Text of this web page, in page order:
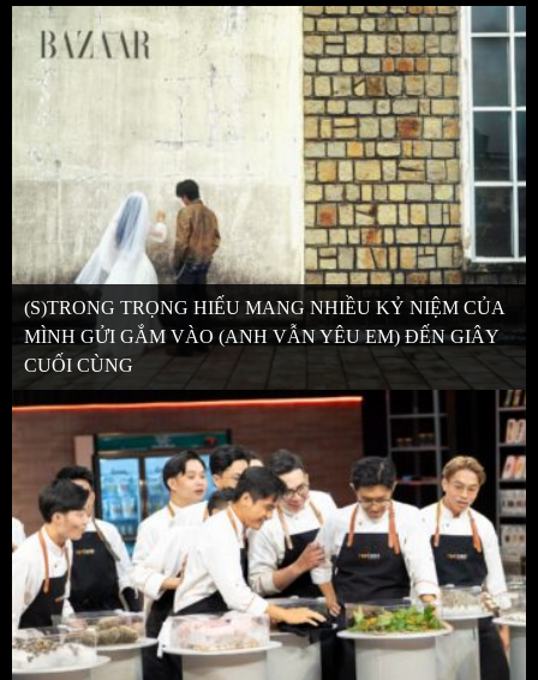
(S)TRONG TRỌNG HIẾU MANG NHIỀU KỶ NIỆM CỦA
MÌNH GỬI GẮM VÀO (ANH VẪN YÊU EM) ĐẾN GIÂY
CUỐI CÙNG